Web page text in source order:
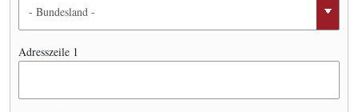
Adresszeile 1